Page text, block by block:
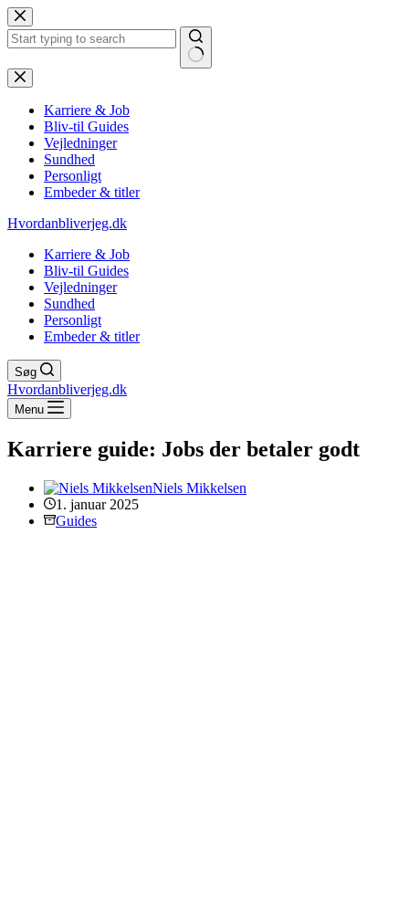
Fortsæt
til
indhold
Ingen
resultater
Karriere & Job
Bliv-til Guides
Vejledninger
Sundhed
Personligt
Embeder & titler
Hvordanbliverjeg.dk
Karriere & Job
Bliv-til Guides
Vejledninger
Sundhed
Personligt
Embeder & titler
Søg
Hvordanbliverjeg.dk
Menu
Karriere guide: Jobs der betaler godt
Niels Mikkelsen
1. januar 2025
Guides